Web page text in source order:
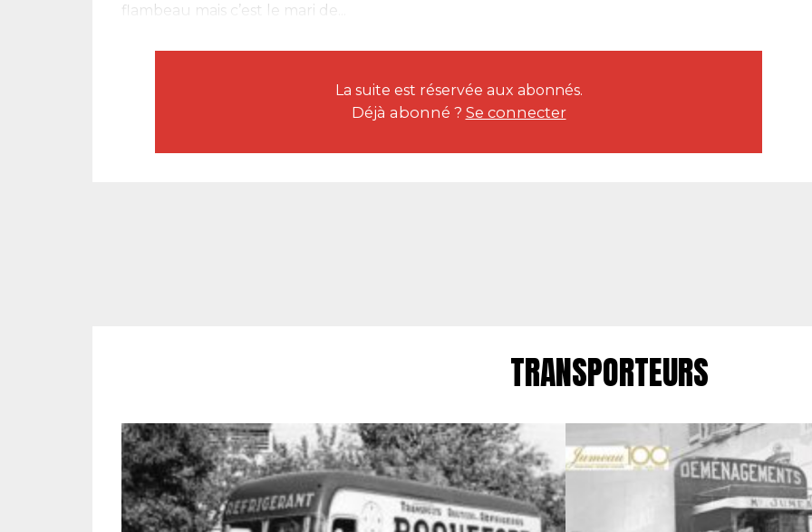
flambeau mais c’est le mari de...
La suite est réservée aux abonnés.
Déjà abonné ? Se connecter
TRANSPORTEURS